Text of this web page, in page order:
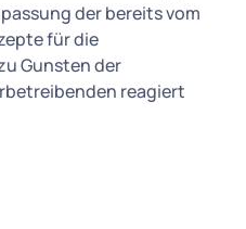
der bereits vom
für die
Gunsten der
reagiert